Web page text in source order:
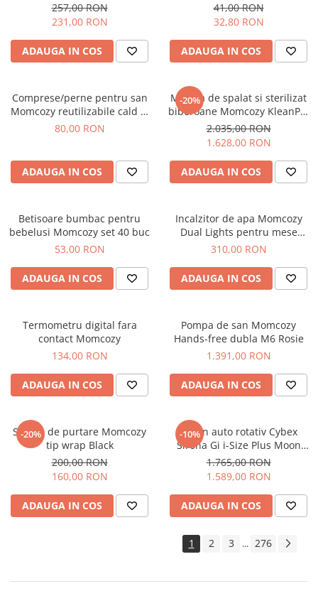
257,00 RON
231,00 RON
ADAUGA IN COS
41,00 RON
32,80 RON
ADAUGA IN COS
Comprese/perne pentru san
Momcozy reutilizabile cald si
rece
80,00 RON
ADAUGA IN COS
-20%
Masina de spalat si sterilizat
biberoane Momcozy KleanPal
Pro
2.035,00 RON
1.628,00 RON
ADAUGA IN COS
Betisoare bumbac pentru
bebelusi Momcozy set 40 buc
53,00 RON
ADAUGA IN COS
Incalzitor de apa Momcozy
Dual Lights pentru mese
nocturne
310,00 RON
ADAUGA IN COS
Termometru digital fara
contact Momcozy
134,00 RON
ADAUGA IN COS
Pompa de san Momcozy
Hands-free dubla M6 Rosie
1.391,00 RON
ADAUGA IN COS
-20%
Sistem de purtare Momcozy
tip wrap Black
200,00 RON
160,00 RON
ADAUGA IN COS
-10%
Scaun auto rotativ Cybex
Sirona Gi i-Size Plus Moon
Black
1.765,00 RON
1.589,00 RON
ADAUGA IN COS
1 2 3 ... 276